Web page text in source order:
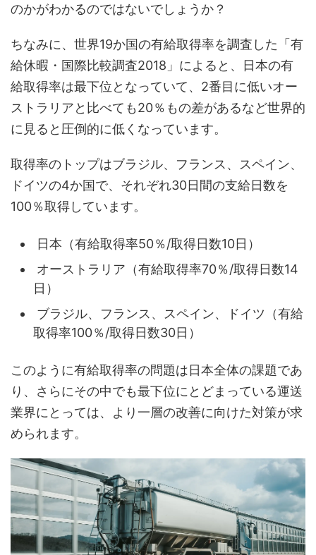
のかがわかるのではないでしょうか？
ちなみに、世界19か国の有給取得率を調査した「有
給休暇・国際比較調査2018」によると、日本の有
給取得率は最下位となっていて、2番目に低いオー
ストラリアと比べても20％もの差があるなど世界的
に見ると圧倒的に低くなっています。
取得率のトップはブラジル、フランス、スペイン、
ドイツの4か国で、それぞれ30日間の支給日数を
100％取得しています。
日本（有給取得率50％/取得日数10日）
オーストラリア（有給取得率70％/取得日数14
日）
ブラジル、フランス、スペイン、ドイツ（有給
取得率100％/取得日数30日）
このように有給取得率の問題は日本全体の課題であ
り、さらにその中でも最下位にとどまっている運送
業界にとっては、より一層の改善に向けた対策が求
められます。